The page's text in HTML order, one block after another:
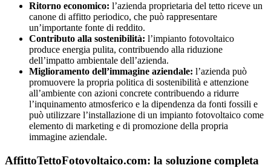
Ritorno economico: l’azienda proprietaria del tetto riceve un
canone di affitto periodico, che può rappresentare
un’importante fonte di reddito.
Contributo alla sostenibilità: l’impianto fotovoltaico
produce energia pulita, contribuendo alla riduzione
dell’impatto ambientale dell’azienda.
Miglioramento dell’immagine aziendale: l’azienda può
promuovere la propria politica di sostenibilità e attenzione
all’ambiente con azioni concrete contribuendo a ridurre
l’inquinamento atmosferico e la dipendenza da fonti fossili e
può utilizzare l’installazione di un impianto fotovoltaico come
elemento di marketing e di promozione della propria
immagine aziendale.
AffittoTettoFotovoltaico.com: la soluzione completa